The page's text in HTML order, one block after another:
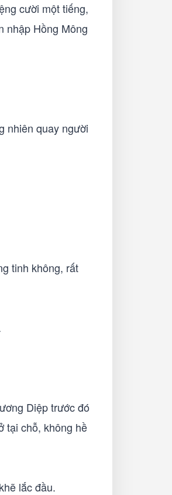
cười một tiếng,
nhập Hồng Mông
nhiên quay người
tinh không, rất
Diệp trước đó
tại chỗ, không hề
lắc đầu.